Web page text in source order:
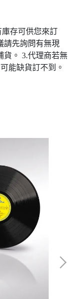
存可供您來訂
請先詢問有無現
貨。 3.代理商若無
能缺貨訂不到。